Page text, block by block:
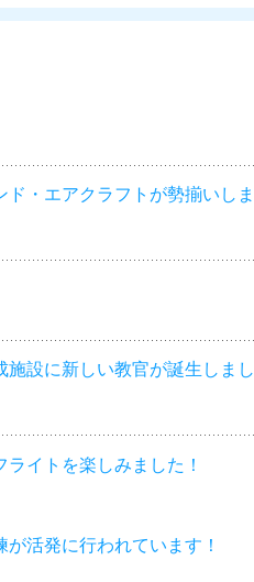
・エアクラフトが勢揃いしま
設に新しい教官が誕生しまし
イトを楽しみました！
活発に行われています！